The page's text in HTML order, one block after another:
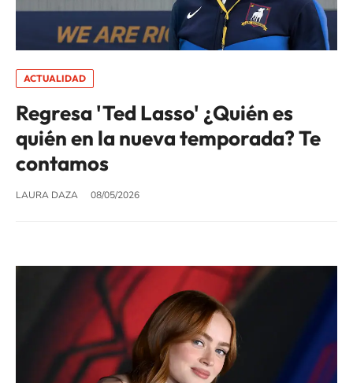
ACTUALIDAD
Regresa 'Ted Lasso' ¿Quién es
quién en la nueva temporada? Te
contamos
LAURA DAZA 08/05/2026